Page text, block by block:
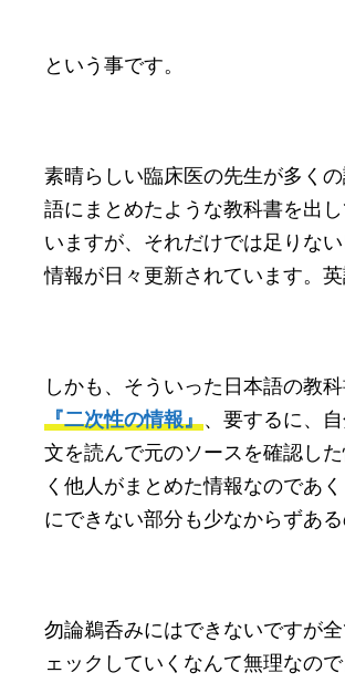
という事です。
素晴らしい臨床医の先生が多く
語にまとめたような教科書を出
いますが、それだけでは足りな
情報が日々更新されています。英
しかも、そういった日本語の教
『二次性の情報』、要するに、
文を読んで元のソースを確認し
く他人がまとめた情報なのであ
にできない部分も少なからずある
勿論鵜呑みにはできないですが
ェックしていくなんて無理なの